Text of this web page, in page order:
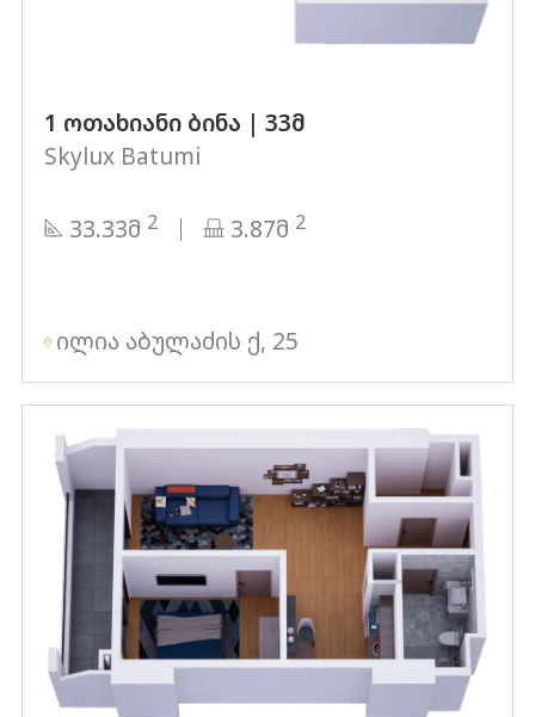
1 ოთახიანი ბინა | 33მ
Skylux Batumi
33.33მ 2 3.87მ 2
ილია აბულაძის ქ, 25